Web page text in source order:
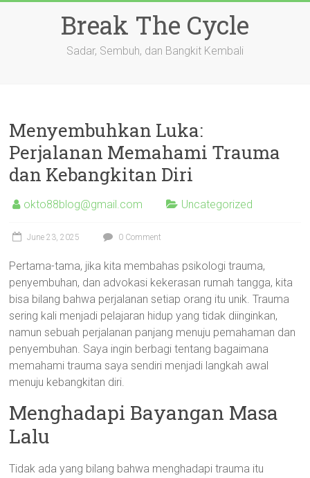
Break The Cycle
Sadar, Sembuh, dan Bangkit Kembali
Menyembuhkan Luka:
Perjalanan Memahami Trauma
dan Kebangkitan Diri
okto88blog@gmail.com Uncategorized
June 23, 2025 0 Comment
Pertama-tama, jika kita membahas psikologi trauma,
penyembuhan, dan advokasi kekerasan rumah tangga, kita
bisa bilang bahwa perjalanan setiap orang itu unik. Trauma
sering kali menjadi pelajaran hidup yang tidak diinginkan,
namun sebuah perjalanan panjang menuju pemahaman dan
penyembuhan. Saya ingin berbagi tentang bagaimana
memahami trauma saya sendiri menjadi langkah awal
menuju kebangkitan diri.
Menghadapi Bayangan Masa
Lalu
Tidak ada yang bilang bahwa menghadapi trauma itu